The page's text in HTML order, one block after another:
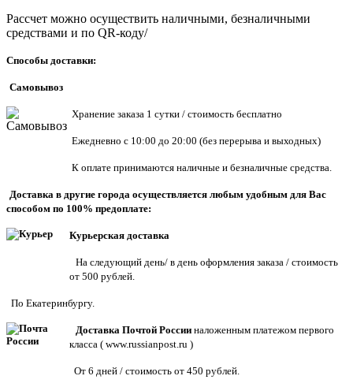
Рассчет можно осуществить наличными, безналичными
средствами и по QR-коду/
Способы доставки:
Самовывоз
Хранение заказа 1 сутки / стоимость бесплатно
Ежедневно с 10:00 до 20:00 (без перерыва и выходных)
К оплате принимаются наличные и безналичные средства.
Доставка в другие города осуществляется любым удобным для Вас
способом по 100% предоплате:
Курьерская доставка
На следующий день/ в день оформления заказа / стоимость
от 500 рублей.
По Екатеринбургу.
Доставка Почтой России наложенным платежом первого
класса ( www.russianpost.ru )
От 6 дней / стоимость от 450 рублей.